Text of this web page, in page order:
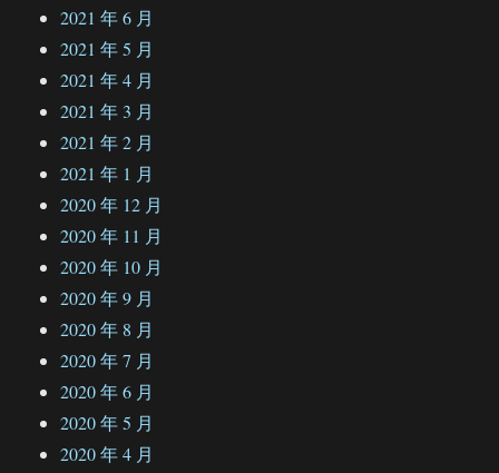
2021 年 6 月
2021 年 5 月
2021 年 4 月
2021 年 3 月
2021 年 2 月
2021 年 1 月
2020 年 12 月
2020 年 11 月
2020 年 10 月
2020 年 9 月
2020 年 8 月
2020 年 7 月
2020 年 6 月
2020 年 5 月
2020 年 4 月